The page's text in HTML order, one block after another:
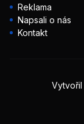
Reklama
Napsali o nás
Kontakt
Vytvořil